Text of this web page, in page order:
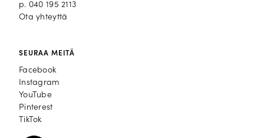
p. 040 195 2113
Ota yhteyttä
SEURAA MEITÄ
Facebook
Facebook
Instagram
Instagram
YouTube
YouTube
Pinterest
Pinterest
TikTok
TikTok